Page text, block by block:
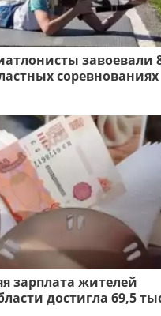
завоевали
соревнованиях
зарплата жителей
достигла 69,5